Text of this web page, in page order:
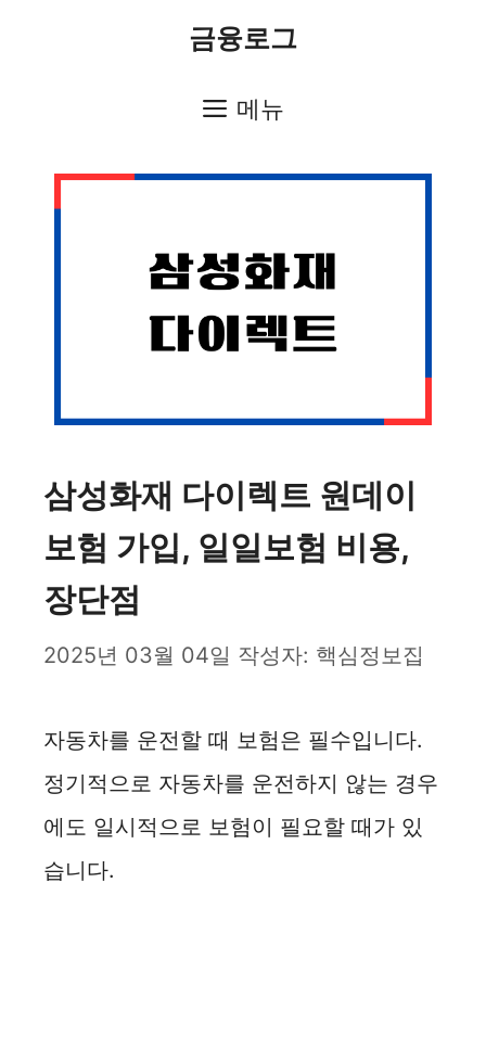
금융로그
메뉴
삼성화재 다이렉트 원데이
보험 가입, 일일보험 비용,
장단점
2025년 03월 04일 작성자: 핵심정보집
자동차를 운전할 때 보험은 필수입니다.
정기적으로 자동차를 운전하지 않는 경우
에도 일시적으로 보험이 필요할 때가 있
습니다.